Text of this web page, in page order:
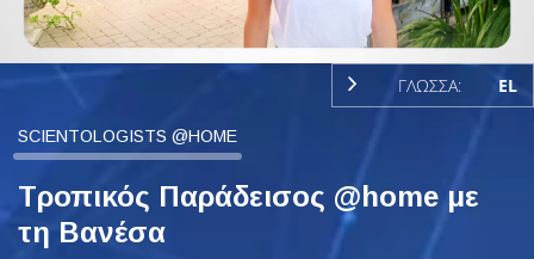
Video
ΓΛΩΣΣΑ: EL
SCIENTOLOGISTS @HOME
Τροπικός Παράδεισος @home με
τη Βανέσα